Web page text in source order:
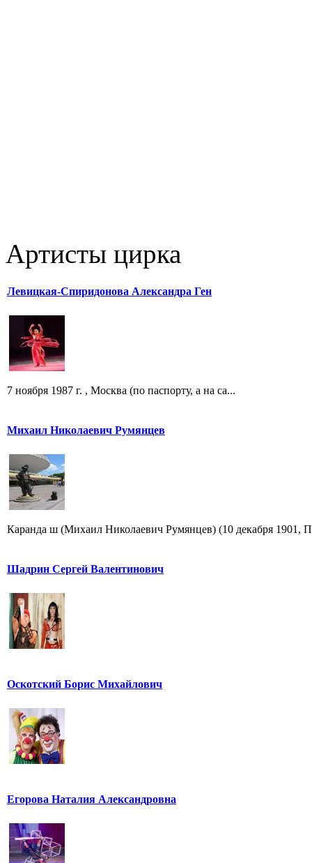
Артисты цирка
Левицкая-Спиридонова Александра Ген
7 ноября 1987 г. , Москва (по паспорту, а на са...
Михаил Николаевич Румянцев
Каранда ш (Михаил Николаевич Румянцев) (10 декабря 1901,
Шадрин Сергей Валентинович
Оскотский Борис Михайлович
Егорова Наталия Александровна